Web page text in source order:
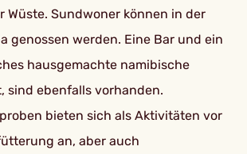
Wüste. Sundwoner können in der
genossen werden. Eine Bar und ein
hausgemachte namibische
sind ebenfalls vorhanden.
bieten sich als Aktivitäten vor
an, aber auch